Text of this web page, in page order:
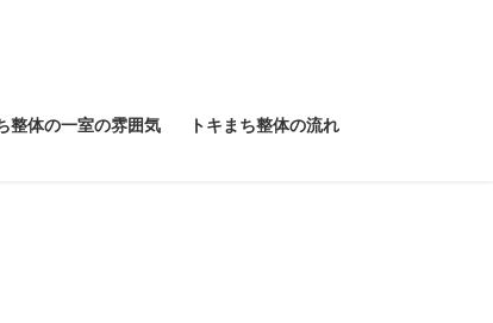
整体の一室の雰囲気 トキまち整体の流れ